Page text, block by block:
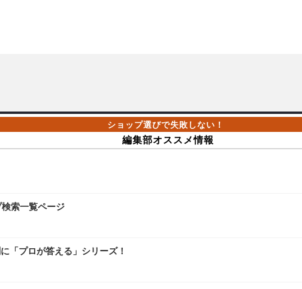
編集部オススメ情報
索一覧ページ
「プロが答える」シリーズ！